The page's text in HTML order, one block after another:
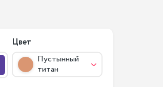
Цвет
Пустынный
титан